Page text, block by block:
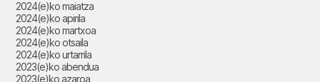
2024(e)ko maiatza
2024(e)ko apirila
2024(e)ko martxoa
2024(e)ko otsaila
2024(e)ko urtarrila
2023(e)ko abendua
2023(e)ko azaroa